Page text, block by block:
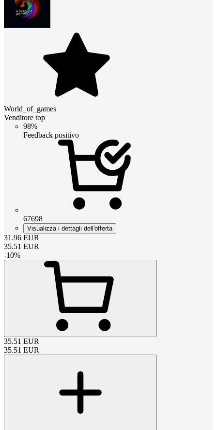
World_of_games
Venditore top
98%
Feedback positivo
67698
Visualizza i dettagli dell'offerta
31.96 EUR
35.51 EUR
-10%
35.51 EUR
35.51 EUR